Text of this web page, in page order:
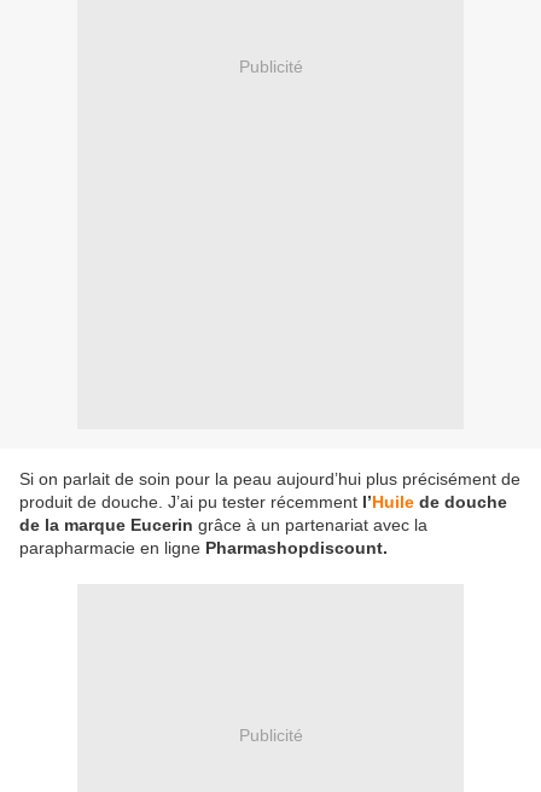
Publicité
Si on parlait de soin pour la peau aujourd’hui plus précisément de
produit de douche. J’ai pu tester récemment l’Huile de douche
de la marque Eucerin grâce à un partenariat avec la
parapharmacie en ligne Pharmashopdiscount.
Publicité